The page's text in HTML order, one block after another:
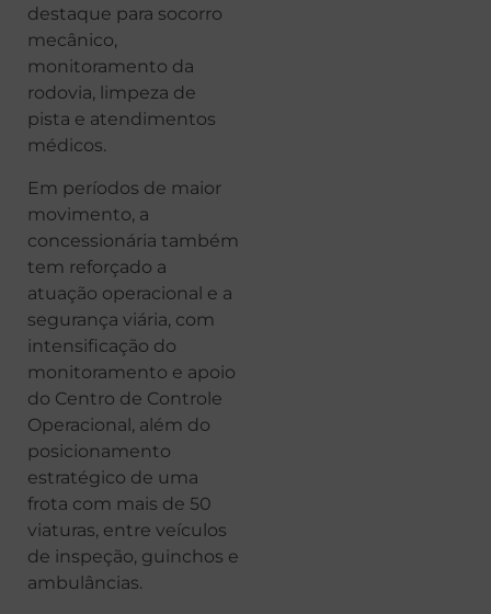
destaque para socorro
mecânico,
monitoramento da
rodovia, limpeza de
pista e atendimentos
médicos.
Em períodos de maior
movimento, a
concessionária também
tem reforçado a
atuação operacional e a
segurança viária, com
intensificação do
monitoramento e apoio
do Centro de Controle
Operacional, além do
posicionamento
estratégico de uma
frota com mais de 50
viaturas, entre veículos
de inspeção, guinchos e
ambulâncias.